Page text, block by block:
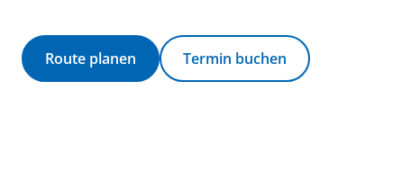
Route planen Termin buchen